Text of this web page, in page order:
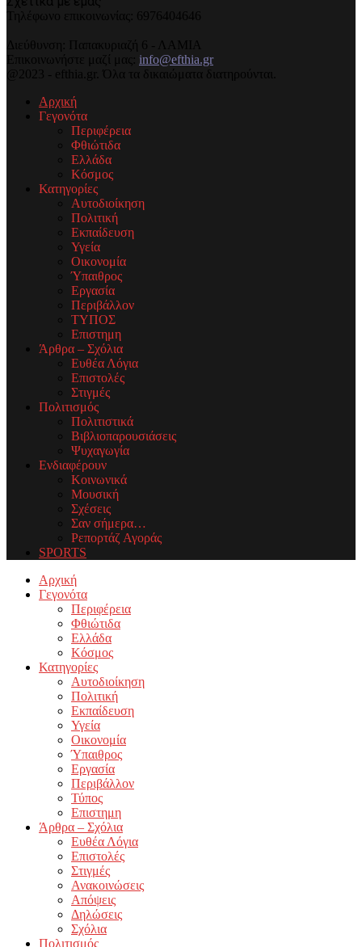
Τηλέφωνo επικοινωνίας: 6976404646
Διεύθυνση: Παπακυριαζή 6 - ΛΑΜΙΑ
Επικοινωνήστε μαζί μας: info@efthia.gr
@2023 - efthia.gr. Όλα τα δικαιώματα διατηρούνται.
Αρχική
Γεγονότα
Περιφέρεια
Φθιώτιδα
Ελλάδα
Κόσμος
Κατηγορίες
Αυτοδιοίκηση
Πολιτική
Εκπαίδευση
Υγεία
Οικονομία
Ύπαιθρος
Εργασία
Περιβάλλον
ΤΥΠΟΣ
Επιστημη
Άρθρα – Σχόλια
Ευθέα Λόγια
Επιστολές
Στιγμές
Πολιτισμός
Πολιτιστικά
Βιβλιοπαρουσιάσεις
Ψυχαγωγία
Ενδιαφέρουν
Κοινωνικά
Μουσική
Σχέσεις
Σαν σήμερα…
Ρεπορτάζ Αγοράς
SPORTS
Facebook
Twitter
Instagram
Youtube
Email
Αρχική
Γεγονότα
Περιφέρεια
Φθιώτιδα
Ελλάδα
Κόσμος
Κατηγορίες
Αυτοδιοίκηση
Πολιτική
Εκπαίδευση
Υγεία
Οικονομία
Ύπαιθρος
Εργασία
Περιβάλλον
Τύπος
Επιστημη
Άρθρα – Σχόλια
Ευθέα Λόγια
Επιστολές
Στιγμές
Ανακοινώσεις
Απόψεις
Δηλώσεις
Σχόλια
Πολιτισμός